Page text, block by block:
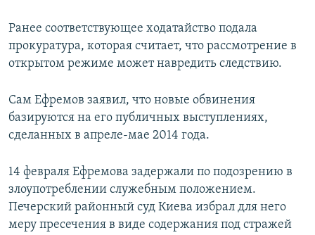
Ранее соответствующее ходатайство подала
прокуратура, которая считает, что рассмотрение в
открытом режиме может навредить следствию.
Сам Ефремов заявил, что новые обвинения
базируются на его публичных выступлениях,
сделанных в апреле-мае 2014 года.
14 февраля Ефремова задержали по подозрению в
злоупотреблении служебным положением.
Печерский районный суд Киева избрал для него
меру пресечения в виде содержания под стражей